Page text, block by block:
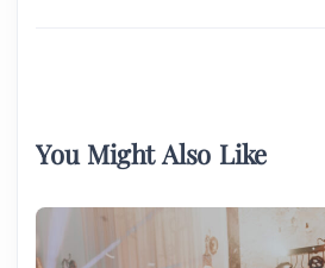
You Might Also Like